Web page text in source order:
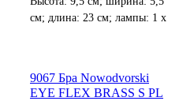
см; длина: 23 см; лампы: 1 x
9067 Бра Nowodvorski
EYE FLEX BRASS S PL